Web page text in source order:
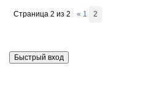
Страница 2 из 2 « 1 2